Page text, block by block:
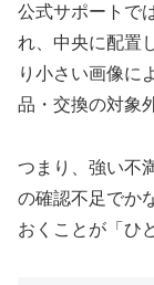
公式サポートで
れ、中央に配置
り小さい画像に
品・交換の対象
つまり、強い不
の確認不足でか
おくことが「ひ